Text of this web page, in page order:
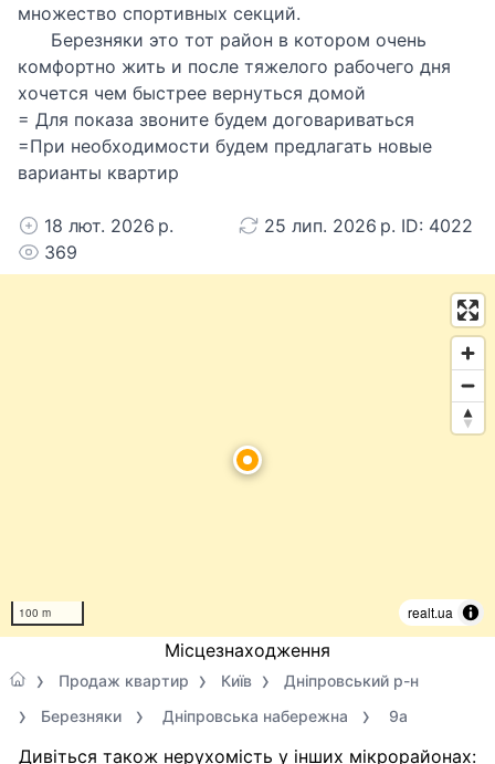
множество спортивных секций.
Березняки это тот район в котором очень
комфортно жить и после тяжелого рабочего дня
хочется чем быстрее вернуться домой
= Для показа звоните будем договариваться
=При необходимости будем предлагать новые
варианты квартир
18 лют. 2026 р.
25 лип. 2026 р. ID: 4022
369
100 m realt.ua
Місцезнаходження
Продаж квартир Київ
Дніпровський р-н
Березняки
Дніпровська набережна 9а
Дивіться також нерухомість у інших мікрорайонах: